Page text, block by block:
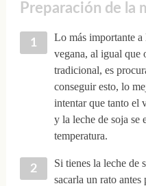
Preparación de la
Lo más importante a
vegana, al igual que
tradicional, es
conseguir esto, lo
intentar que tanto el
y la leche de soja se
temperatura.
Si tienes la leche de
sacarla un rato antes